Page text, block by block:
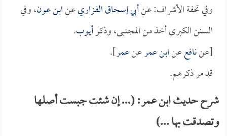
وفي تحفة الأشراف: عنأبي إسحاق الفزاريعنابن عون، وفي
السنن الكبرى أخذ من المجتبى، وذكرأيوب.
[عننافععنابن عمرعنعمر].
قد مر ذكرهم.
شرح حديث ابن عمر: (... إن شئت جبست أصلها
وتصدقت بها ...)